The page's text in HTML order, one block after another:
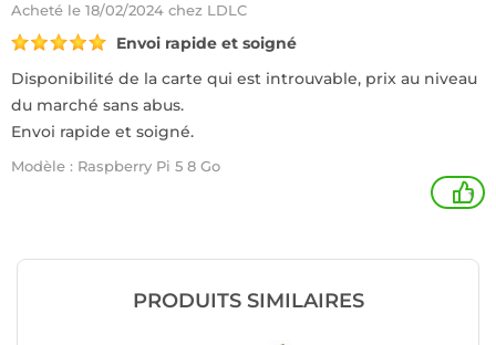
Acheté le 18/02/2024 chez LDLC
Envoi rapide et soigné
Disponibilité de la carte qui est introuvable, prix au niveau
du marché sans abus.
Envoi rapide et soigné.
Modèle : Raspberry Pi 5 8 Go
+
PRODUITS SIMILAIRES